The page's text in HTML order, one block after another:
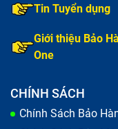
Tin Tuyển dụng
Giới thiệu Bảo
One
CHÍNH SÁCH
Chính Sách Bảo